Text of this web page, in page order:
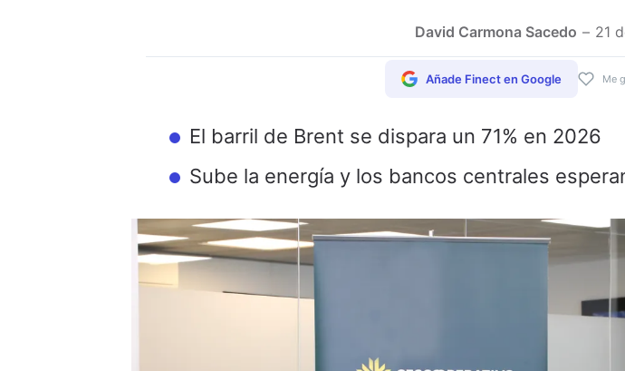
David Carmona Sacedo 21
Me
Añade Finect en Google
El barril de Brent se dispara un 71% en 2026
Sube la energía y los bancos centrales